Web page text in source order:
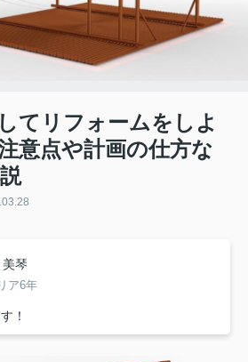
てリフォームをしよ
意点や計画の仕方な
琴
ア6年
！